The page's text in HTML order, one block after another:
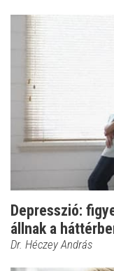
Depresszió:
állnak a
Dr. Héczey András